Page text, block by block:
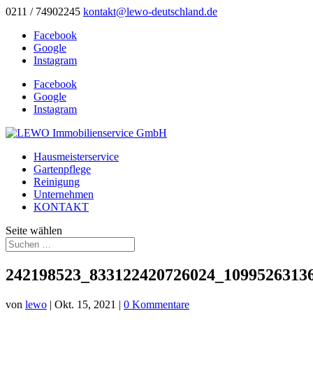
0211 / 74902245 kontakt@lewo-deutschland.de
Facebook
Google
Instagram
Facebook
Google
Instagram
Hausmeisterservice
Gartenpflege
Reinigung
Unternehmen
KONTAKT
Seite wählen
von lewo | Okt. 15, 2021 | 0 Kommentare